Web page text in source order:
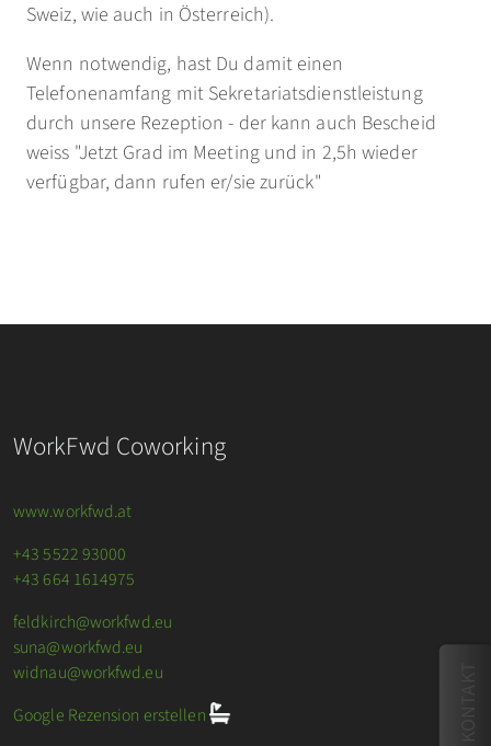
Sweiz, wie auch in Österreich).
Wenn notwendig, hast Du damit einen
Telefonenamfang mit Sekretariatsdienstleistung
durch unsere Rezeption - der kann auch Bescheid
weiss "Jetzt Grad im Meeting und in 2,5h wieder
verfügbar, dann rufen er/sie zurück"
WorkFwd Coworking
www.workfwd.at
+43 5522 93000
+43 664 1614975
feldkirch@workfwd.eu
suna@workfwd.eu
widnau@workfwd.eu
Google Rezension erstellen